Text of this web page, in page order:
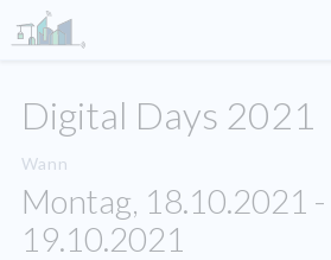
Digital Days 2021
Wann
Montag, 18.10.2021
19.10.2021